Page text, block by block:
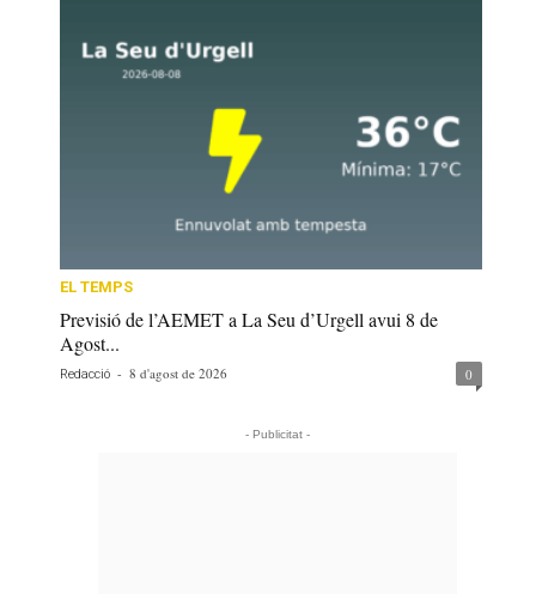
EL TEMPS
Previsió de l’AEMET a La Seu d’Urgell avui 8 de
Agost...
Redacció - 8 d'agost de 2026 0
- Publicitat -